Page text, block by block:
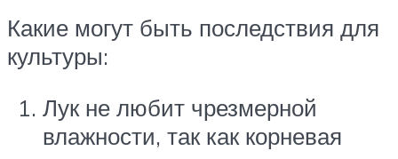
Какие могут быть последствия для
культуры:
Лук не любит чрезмерной
влажности, так как корневая